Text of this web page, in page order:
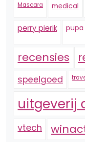
Mascara medical
perry pierik pupa
recensies
speelgoed
uitgeverij
vtech